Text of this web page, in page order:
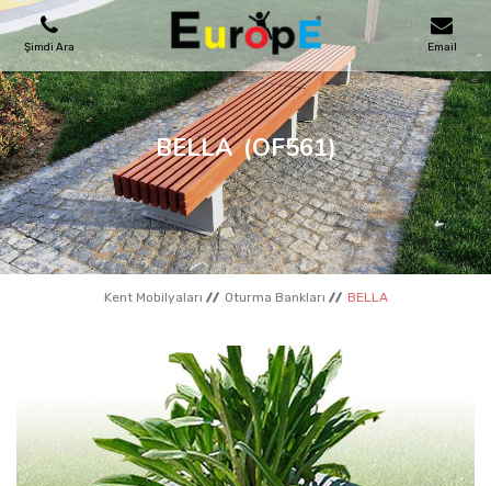
Şimdi Ara Email
OYUN PARKLARI
SKATEPARKLAR
AHŞAP EVLER
KENT MOBILYALARI
REFERANSLAR
BELLA (OF561)
Kent Mobilyaları Oturma Bankları BELLA